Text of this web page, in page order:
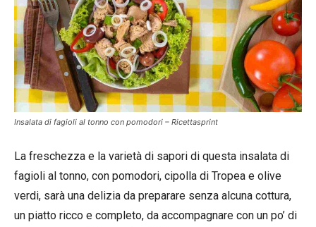
Insalata di fagioli al tonno con pomodori – Ricettasprint
La freschezza e la varietà di sapori di questa insalata di
fagioli al tonno, con pomodori, cipolla di Tropea e olive
verdi, sarà una delizia da preparare senza alcuna cottura,
un piatto ricco e completo, da accompagnare con un po’ di